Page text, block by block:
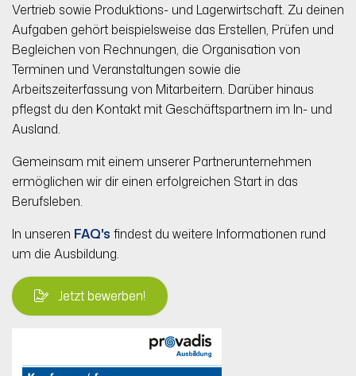
Vertrieb sowie Produktions- und Lagerwirtschaft. Zu deinen
Aufgaben gehört beispielsweise das Erstellen, Prüfen und
Begleichen von Rechnungen, die Organisation von
Terminen und Veranstaltungen sowie die
Arbeitszeiterfassung von Mitarbeitern. Darüber hinaus
pflegst du den Kontakt mit Geschäftspartnern im In- und
Ausland.
Gemeinsam mit einem unserer Partnerunternehmen
ermöglichen wir dir einen erfolgreichen Start in das
Berufsleben.
In unseren FAQ's findest du weitere Informationen rund
um die Ausbildung.
Jetzt bewerben!